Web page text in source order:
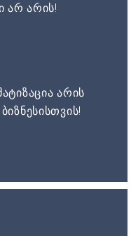
არ არის!
არის